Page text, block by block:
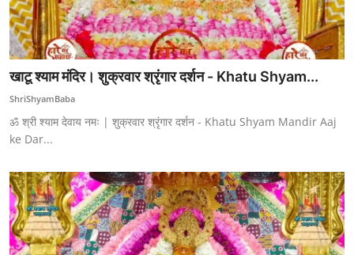
खाटू श्याम मंदिर। शुक्रवार श्रृंगार दर्शन - Khatu Shyam...
ShriShyamBaba
ॐ श्री श्याम देवाय नमः | शुक्रवार श्रृंगार दर्शन - Khatu Shyam Mandir Aaj
ke Dar...